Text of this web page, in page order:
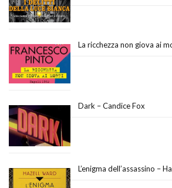
La ricchezza non giova ai
Dark – Candice Fox
L’enigma dell’assassino –